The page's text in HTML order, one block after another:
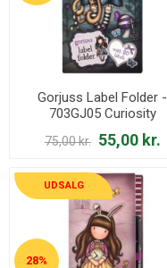
Gorjuss Label Folder -
703GJ05 Curiosity
75,00 kr. 55,00 kr.
UDSALG
28%